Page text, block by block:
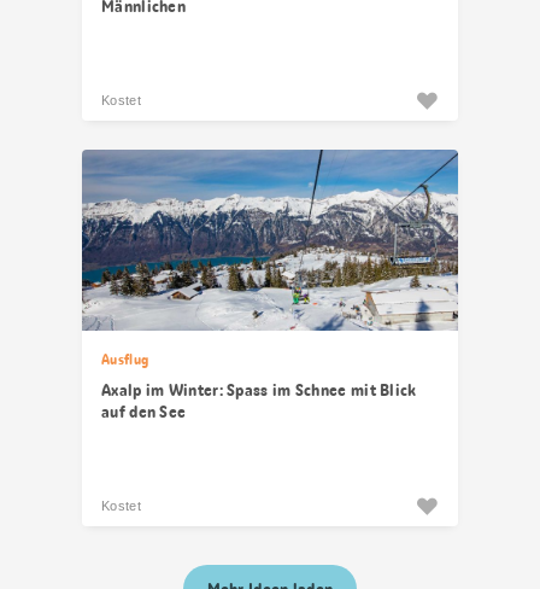
Männlichen
Kostet
Ausflug
Axalp im Winter: Spass im Schnee mit Blick
auf den See
Kostet